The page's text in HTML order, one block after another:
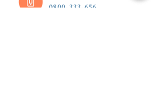
0800-333-656